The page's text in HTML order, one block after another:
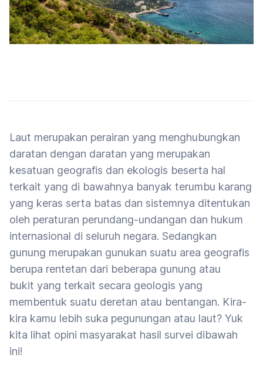
Laut merupakan perairan yang menghubungkan
daratan dengan daratan yang merupakan
kesatuan geografis dan ekologis beserta hal
terkait yang di bawahnya banyak terumbu karang
yang keras serta batas dan sistemnya ditentukan
oleh peraturan perundang-undangan dan hukum
internasional di seluruh negara. Sedangkan
gunung merupakan gunukan suatu area geografis
berupa rentetan dari beberapa gunung atau
bukit yang terkait secara geologis yang
membentuk suatu deretan atau bentangan. Kira-
kira kamu lebih suka pegunungan atau laut? Yuk
kita lihat opini masyarakat hasil survei dibawah
ini!